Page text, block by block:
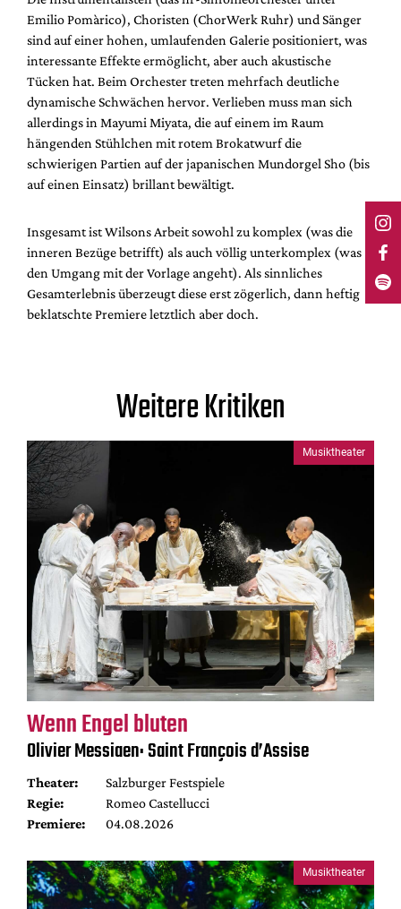
Emilio Pomàrico), Choristen (ChorWerk Ruhr) und Sänger
sind auf einer hohen, umlaufenden Galerie positioniert, was
interessante Effekte ermöglicht, aber auch akustische
Tücken hat. Beim Orchester treten mehrfach deutliche
dynamische Schwächen hervor. Verlieben muss man sich
allerdings in Mayumi Miyata, die auf einem im Raum
hängenden Stühlchen mit rotem Brokatwurf die
schwierigen Partien auf der japanischen Mundorgel Sho (bis
auf einen Einsatz) brillant bewältigt.
Insgesamt ist Wilsons Arbeit sowohl zu komplex (was die
inneren Bezüge betrifft) als auch völlig unterkomplex (was
den Umgang mit der Vorlage angeht). Als sinnliches
Gesamterlebnis überzeugt diese erst zögerlich, dann heftig
beklatschte Premiere letztlich aber doch.
Weitere Kritiken
Musiktheater
Wenn Engel bluten
Olivier Messiaen: Saint François d’Assise
Theater:
Salzburger Festspiele
Regie:
Romeo Castellucci
Premiere:
04.08.2026
Musiktheater